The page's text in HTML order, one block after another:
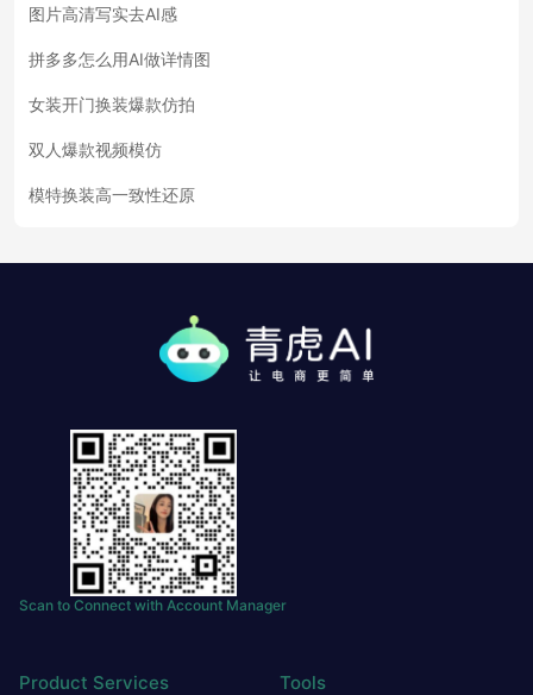
图片高清写实去AI感
拼多多怎么用AI做详情图
女装开门换装爆款仿拍
双人爆款视频模仿
模特换装高一致性还原
Scan to Connect with Account Manager
Product Services Tools